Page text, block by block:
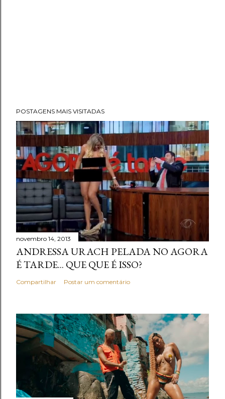
POSTAGENS MAIS VISITADAS
novembro 14, 2013
ANDRESSA URACH PELADA NO AGORA
É TARDE... QUE QUE É ISSO?
Compartilhar Postar um comentário